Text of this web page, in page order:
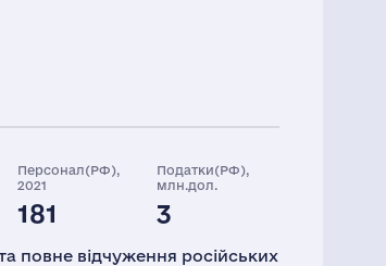
Персонал(РФ),
2021
181
Податки(РФ),
млн.дол.
3
повне відчуження російських